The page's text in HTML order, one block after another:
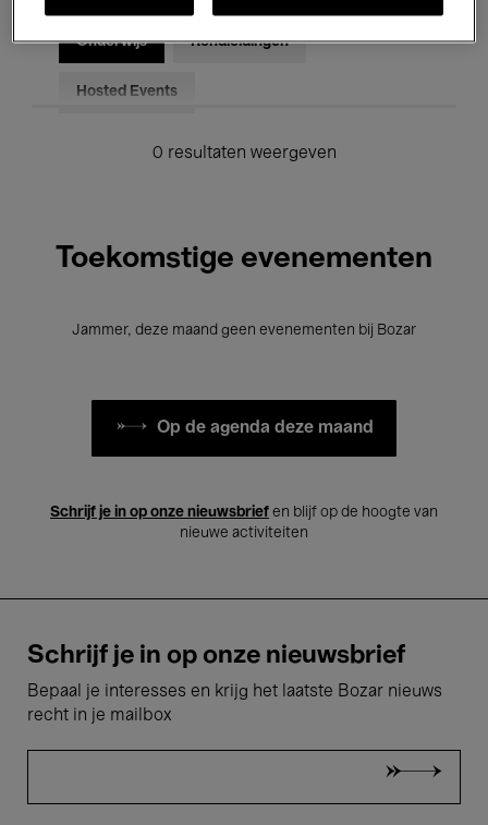
Onderwijs Rondleidingen
Hosted Events
0 resultaten weergeven
Toekomstige evenementen
Jammer, deze maand geen evenementen bij Bozar
Op de agenda deze maand
Schrijf je in op onze nieuwsbrief en blijf op de hoogte van
nieuwe activiteiten
Schrijf je in op onze nieuwsbrief
Bepaal je interesses en krijg het laatste Bozar nieuws
recht in je mailbox